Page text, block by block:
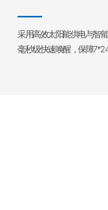
采用高效太阳能供电与智
毫秒级快速唤醒，保障